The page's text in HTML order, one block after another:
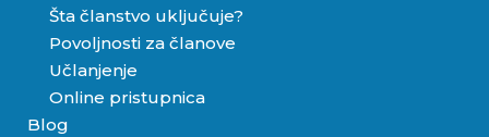
Šta članstvo uključuje?
Povoljnosti za članove
Učlanjenje
Online pristupnica
Blog